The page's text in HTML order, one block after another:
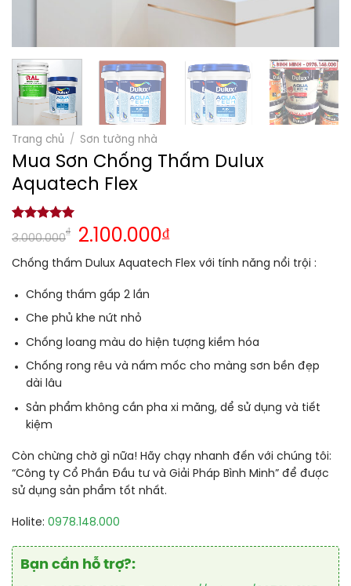
Trang chủ / Sơn tường nhà
Mua Sơn Chống Thấm Dulux
Aquatech Flex
5.00 trên 5
dựa trên
1
đánh giá
3.000.000
₫ 2.100.000₫
Chống thấm Dulux Aquatech Flex với tính năng nổi trội :
Chống thấm gấp 2 lần
Che phủ khe nứt nhỏ
Chống loang màu do hiện tượng kiềm hóa
Chống rong rêu và nấm mốc cho màng sơn bền đẹp
dài lâu
Sản phẩm không cần pha xi măng, dể sử dụng và tiết
kiệm
Còn chừng chờ gì nữa! Hãy chạy nhanh đến với chúng tôi:
“Công ty Cổ Phần Đầu tư và Giải Pháp Bình Minh” để được
sử dụng sản phẩm tốt nhất.
Holite: 0978.148.000
Bạn cần hỗ trợ?: